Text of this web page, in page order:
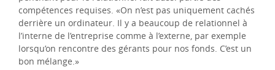
compétences requises. «On n’est pas uniquement cachés
derrière un ordinateur. Il y a beaucoup de relationnel à
l’interne de l’entreprise comme à l’externe, par exemple
lorsqu’on rencontre des gérants pour nos fonds. C’est un
bon mélange.»